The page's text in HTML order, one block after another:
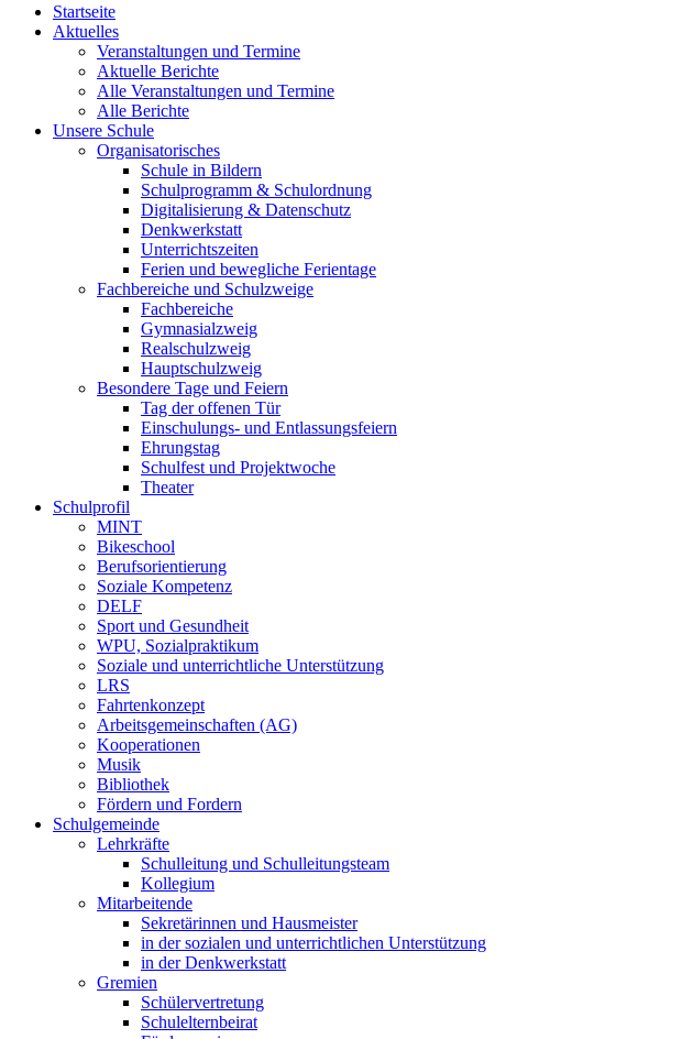
Startseite
Aktuelles
Veranstaltungen und Termine
Aktuelle Berichte
Alle Veranstaltungen und Termine
Alle Berichte
Unsere Schule
Organisatorisches
Schule in Bildern
Schulprogramm & Schulordnung
Digitalisierung & Datenschutz
Denkwerkstatt
Unterrichtszeiten
Ferien und bewegliche Ferientage
Fachbereiche und Schulzweige
Fachbereiche
Gymnasialzweig
Realschulzweig
Hauptschulzweig
Besondere Tage und Feiern
Tag der offenen Tür
Einschulungs- und Entlassungsfeiern
Ehrungstag
Schulfest und Projektwoche
Theater
Schulprofil
MINT
Bikeschool
Berufsorientierung
Soziale Kompetenz
DELF
Sport und Gesundheit
WPU, Sozialpraktikum
Soziale und unterrichtliche Unterstützung
LRS
Fahrtenkonzept
Arbeitsgemeinschaften (AG)
Kooperationen
Musik
Bibliothek
Fördern und Fordern
Schulgemeinde
Lehrkräfte
Schulleitung und Schulleitungsteam
Kollegium
Mitarbeitende
Sekretärinnen und Hausmeister
in der sozialen und unterrichtlichen Unterstützung
in der Denkwerkstatt
Gremien
Schülervertretung
Schulelternbeirat